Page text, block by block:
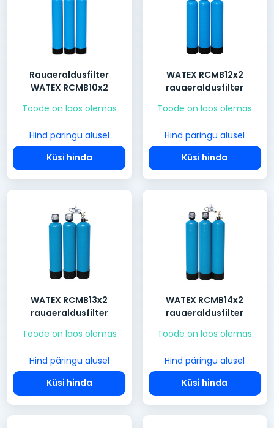
Rauaeraldusfilter
WATEX RCMB10x2
Toode on laos olemas
Hind päringu alusel
Küsi hinda
WATEX RCMB12x2
rauaeraldusfilter
Toode on laos olemas
Hind päringu alusel
Küsi hinda
WATEX RCMB13x2
rauaeraldusfilter
Toode on laos olemas
Hind päringu alusel
Küsi hinda
WATEX RCMB14x2
rauaeraldusfilter
Toode on laos olemas
Hind päringu alusel
Küsi hinda